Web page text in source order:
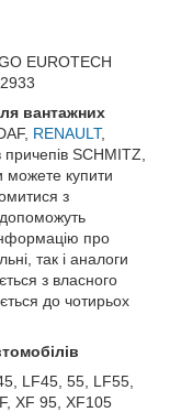
EUROTECH
вантажних
RENAULT,
SCHMITZ,
можете купити
з
про
так і аналоги
з власного
до чотирьох
LF45, 55, LF55,
XF 95, XF105